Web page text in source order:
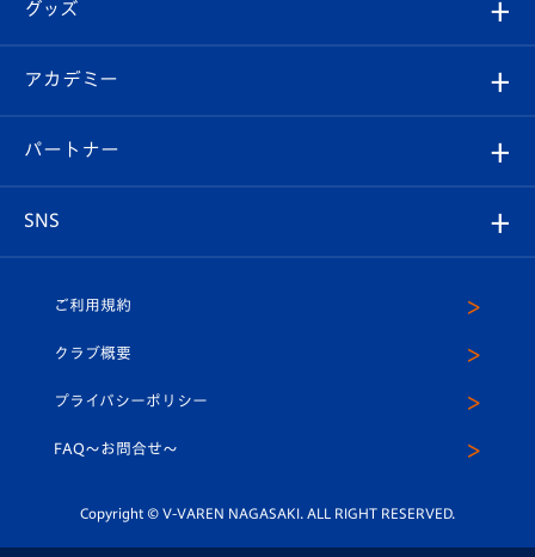
チケット
イベント
メディア
ホームタウン
スタッフプロフィール
マスコット紹介
平和祈念活動
ホームタウン活動
Revive Team
ヴィヴィくんの長崎おもてなしガイド
フォトギャラリー
スタジアムグルメ
V-LOVERS（ファンクラブ）
プレイヤーズスイート
グッズ
オンラインショップ
店舗情報
アカデミー
育成からのお知らせ
U-18
スクール
パートナー
SNS
ヴィヴィくんインスタグラム
公式LINE＠
ご利用規約
クラブ概要
プライバシーポリシー
FAQ〜お問合せ〜
Copyright © V-VAREN NAGASAKI. ALL RIGHT RESERVED.